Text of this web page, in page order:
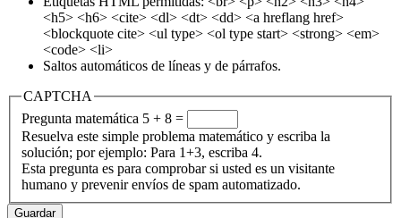
<h5> <h6> <cite> <dl> <dt> <dd> <a hreflang href>
<blockquote cite> <ul type> <ol type start> <strong> <em>
<code> <li>
Saltos automáticos de líneas y de párrafos.
CAPTCHA
Pregunta matemática 5 + 8 =
Resuelva este simple problema matemático y escriba la
solución; por ejemplo: Para 1+3, escriba 4.
Esta pregunta es para comprobar si usted es un visitante
humano y prevenir envíos de spam automatizado.